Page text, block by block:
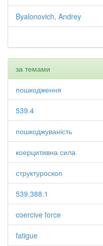
Byalonovich, Andrey
за темами
пошкодження
539.4
пошкоджуваність
коерцитивна сила
структуроскоп
539.388.1
coercive force
fatigue